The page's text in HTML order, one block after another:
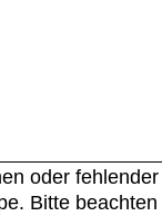
oder
Bitte